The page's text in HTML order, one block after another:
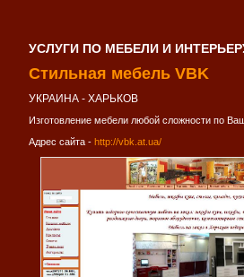
УСЛУГИ ПО МЕБЕЛИ И
Стильная мебель VBK
УКРАИНА - ХАРЬКОВ
Изготовление мебели любой сложности по
Адрес сайта - http://vbk.at.ua/